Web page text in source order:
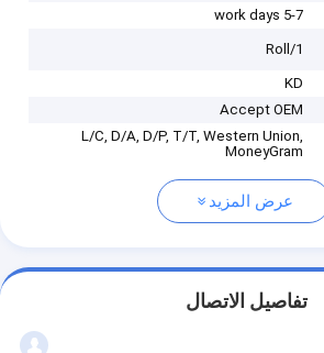
5-7 work days
1/Roll
KD
Accept OEM
L/C, D/A, D/P, T/T, Western Union,
MoneyGram
عرض المزيد
تفاصيل الاتصال